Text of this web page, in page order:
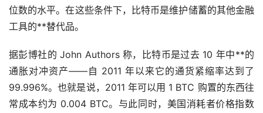
位数的水平。在这些条件下，比特币是维护储蓄的其他金融
工具的**替代品。
据彭博社的 John Authors 称，比特币是过去 10 年中**的
通胀对冲资产——自 2011 年以来它的通货紧缩率达到了
99.996%。也就是说，2011 年可以用 1 BTC 购置的东西往
常成本约为 0.004 BTC。与此同时，美国消耗者价格指数